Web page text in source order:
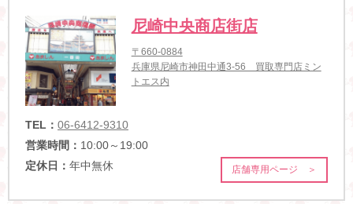
尼崎中央商店街店
〒660-0884
兵庫県尼崎市神田中通3-56 買取専門店ミン
トエス内
TEL： 06-6412-9310
営業時間： 10:00～19:00
定休日： 年中無休 店舗専用ページ ＞